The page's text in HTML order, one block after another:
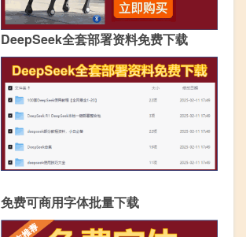
DeepSeek全套部署资料免费下载
免费可商用字体批量下载